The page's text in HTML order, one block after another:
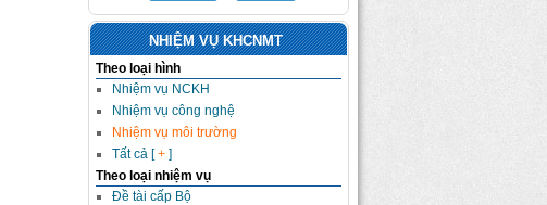
NHIỆM VỤ KHCNMT
Theo loại hình
Nhiệm vụ NCKH
Nhiệm vụ công nghệ
Nhiệm vụ môi trường
Tất cả [+ ]
Theo loại nhiệm vụ
Đề tài cấp Bộ